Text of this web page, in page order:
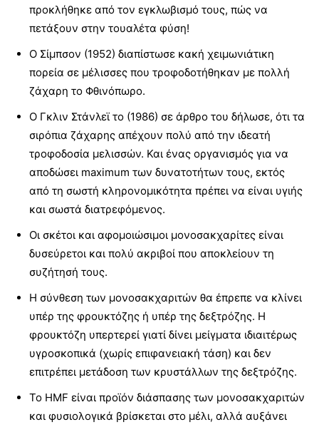
προκλήθηκε από τον εγκλωβισμό τους, πώς να
πετάξουν στην τουαλέτα φύση!
Ο Σίμπσον (1952) διαπίστωσε κακή χειμωνιάτικη
πορεία σε μέλισσες που τροφοδοτήθηκαν με πολλή
ζάχαρη το Φθινόπωρο.
Ο Γκλιν Στάνλεϊ το (1986) σε άρθρο του δήλωσε, ότι τα
σιρόπια ζάχαρης απέχουν πολύ από την ιδεατή
τροφοδοσία μελισσών. Και ένας οργανισμός για να
αποδώσει maximum των δυνατοτήτων τους, εκτός
από τη σωστή κληρονομικότητα πρέπει να είναι υγιής
και σωστά διατρεφόμενος.
Οι σκέτοι και αφομοιώσιμοι μονοσακχαρίτες είναι
δυσεύρετοι και πολύ ακριβοί που αποκλείουν τη
συζήτησή τους.
Η σύνθεση των μονοσακχαριτών θα έπρεπε να κλίνει
υπέρ της φρουκτόζης ή υπέρ της δεξτρόζης. Η
φρουκτόζη υπερτερεί γιατί δίνει μείγματα ιδιαιτέρως
υγροσκοπικά (χωρίς επιφανειακή τάση) και δεν
επιτρέπει μετάδοση των κρυστάλλων της δεξτρόζης.
Το HMF είναι προϊόν διάσπασης των μονοσακχαριτών
και φυσιολογικά βρίσκεται στο μέλι, αλλά αυξάνει